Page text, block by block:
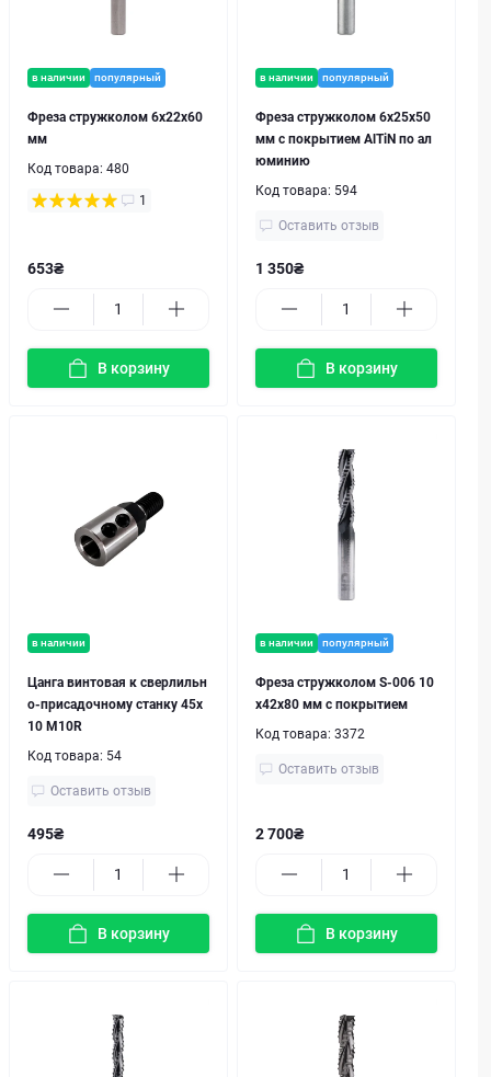
в наличии популярный
Фреза стружколом 6х22х60
мм
Код товара: 480
1
653₴
В корзину
в наличии популярный
Фреза стружколом 6x25x50
мм с покрытием AlTiN по ал
юминию
Код товара: 594
Оставить отзыв
1 350₴
В корзину
в наличии
Цанга винтовая к сверлильн
о-присадочному станку 45х
10 M10R
Код товара: 54
Оставить отзыв
495₴
В корзину
в наличии популярный
Фреза стружколом S-006 10
х42х80 мм с покрытием
Код товара: 3372
Оставить отзыв
2 700₴
В корзину